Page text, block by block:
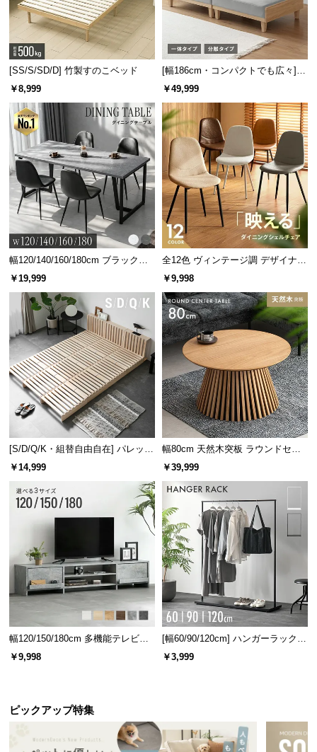
[SS/S/SD/D] 竹製すのこベッド
￥8,999
[幅186cm・コンパクトでも広々] 3
人掛けソファベッド リクライニン
￥49,999
幅120/140/160/180cm ブラックフ
レーム ダイニング 大理石調 4人掛
￥19,999
全12色 ヴィンテージ調 デザイナー
ズシェルチェア
￥9,998
[S/D/Q/K・組替自由自在] パレット
ベッド 8/12/16枚セット
￥14,999
幅80cm 天然木突板 ラウンドセン
ターテーブル 美しい格子デザイン
￥39,999
幅120/150/180cm 多機能テレビボ
ード 木目/石目調 オープン収納・
引き出し収納付き
￥9,998
[幅60/90/120cm] ハンガーラック
スチール 4段階高さ調節 サイドフ
ック オープンラック シンプル
￥3,999
ピックアップ特集